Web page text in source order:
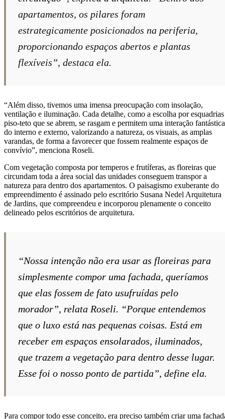
apartamentos, os pilares foram
estrategicamente posicionados na periferia,
proporcionando espaços abertos e plantas
flexíveis”, destaca ela.
“Além disso, tivemos uma imensa preocupação com insolação,
ventilação e iluminação. Cada detalhe, como a escolha por esquadrias
piso-teto que se abrem, se rasgam e permitem uma interação fantástica
do interno e externo, valorizando a natureza, os visuais, as amplas
varandas, de forma a favorecer que fossem realmente espaços de
convívio”, menciona Roseli.
Com vegetação composta por temperos e frutíferas, as floreiras que
circundam toda a área social das unidades conseguem transpor a
natureza para dentro dos apartamentos. O paisagismo exuberante do
empreendimento é assinado pelo escritório Susana Nedel Arquitetura
de Jardins, que compreendeu e incorporou plenamente o conceito
delineado pelos escritórios de arquitetura.
“Nossa intenção não era usar as floreiras para
simplesmente compor uma fachada, queríamos
que elas fossem de fato usufruídas pelo
morador”, relata Roseli. “Porque entendemos
que o luxo está nas pequenas coisas. Está em
receber em espaços ensolarados, iluminados,
que trazem a vegetação para dentro desse lugar.
Esse foi o nosso ponto de partida”, define ela.
Para compor todo esse conceito, era preciso também criar uma